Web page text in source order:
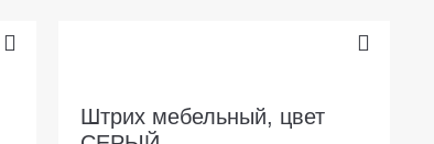
Штрих мебельный, цвет